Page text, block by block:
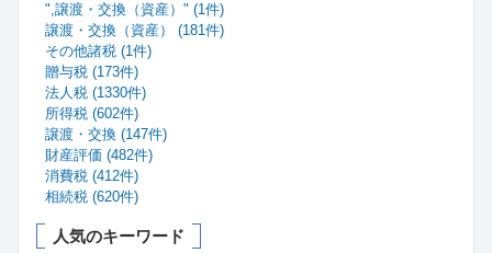
",譲渡・交換（資産）" (1件)
譲渡・交換（資産） (181件)
その他諸税 (1件)
贈与税 (173件)
法人税 (1330件)
所得税 (602件)
譲渡・交換 (147件)
財産評価 (482件)
消費税 (412件)
相続税 (620件)
人気のキーワード